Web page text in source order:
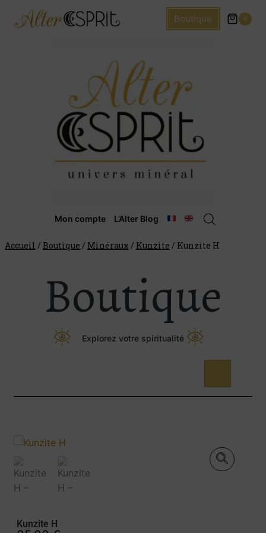
Boutique 0
Mon compte L’Alter Blog
Accueil / Boutique / Minéraux / Kunzite / Kunzite H
Boutique
Explorez votre spiritualité
Kunzite H